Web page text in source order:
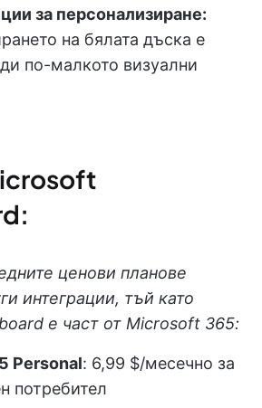
за персонализиране:
на бялата дъска е
по-малкото визуални
ценови планове
интеграции, тъй като
е част от Microsoft 365:
Personal: 6,99 $/месечно за
потребител